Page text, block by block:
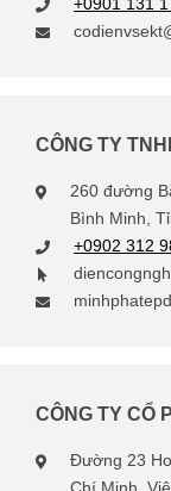
CÔNG TY
260 đường
Bình Minh,
+0902 312
CÔNG TY CỔ
Đường 23